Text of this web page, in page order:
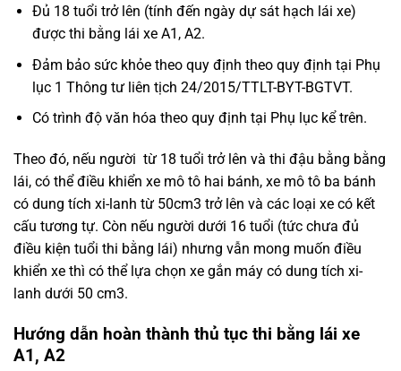
Đủ 18 tuổi trở lên (tính đến ngày dự sát hạch lái xe)
được thi bằng lái xe A1, A2.
Đảm bảo sức khỏe theo quy định theo quy định tại Phụ
lục 1 Thông tư liên tịch 24/2015/TTLT-BYT-BGTVT.
Có trình độ văn hóa theo quy định tại Phụ lục kể trên.
Theo đó, nếu người từ 18 tuổi trở lên và thi đậu bằng bằng
lái, có thể điều khiển xe mô tô hai bánh, xe mô tô ba bánh
có dung tích xi-lanh từ 50cm3 trở lên và các loại xe có kết
cấu tương tự. Còn nếu người dưới 16 tuổi (tức chưa đủ
điều kiện tuổi thi bằng lái) nhưng vẫn mong muốn điều
khiển xe thì có thể lựa chọn xe gắn máy có dung tích xi-
lanh dưới 50 cm3.
Hướng dẫn hoàn thành thủ tục thi bằng lái xe
A1, A2